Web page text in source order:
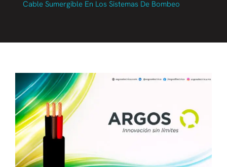
Cable Sumergible En Los Sistemas De Bombeo